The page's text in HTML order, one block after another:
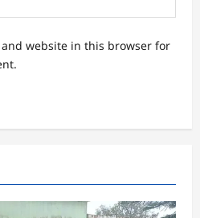
website in this browser for